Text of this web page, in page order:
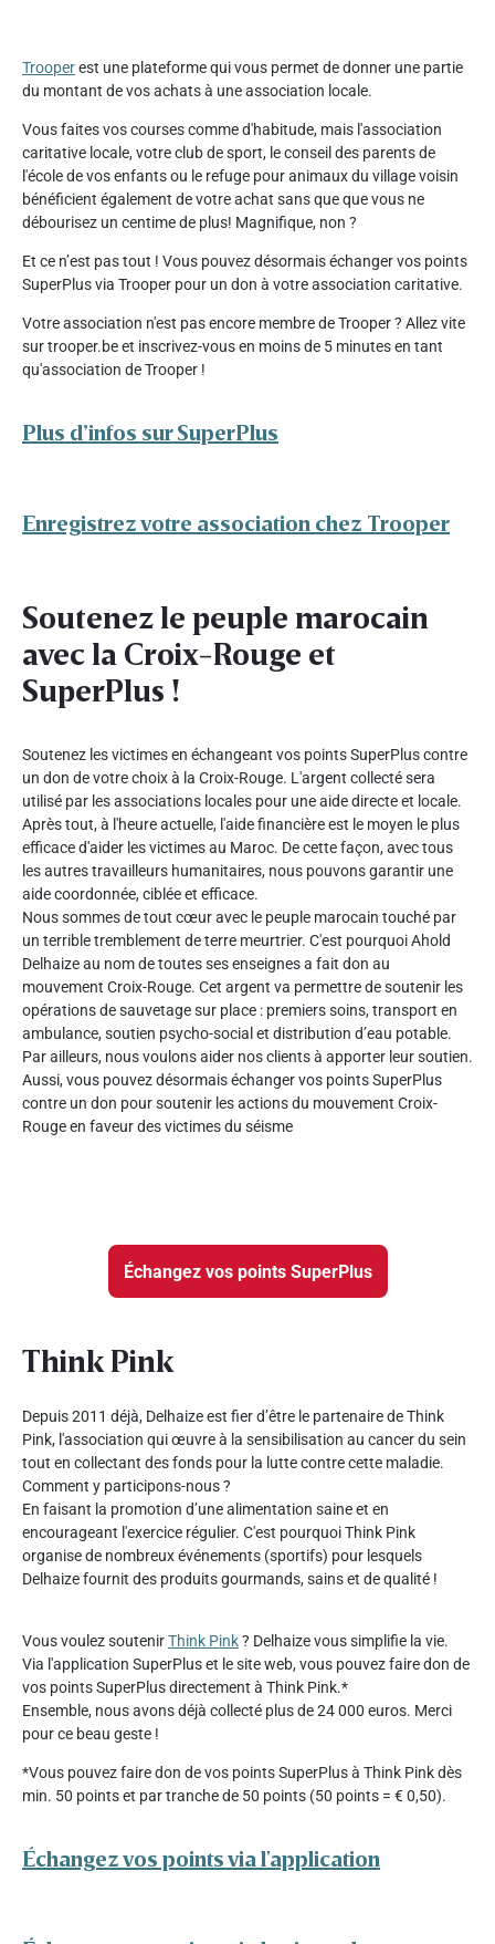
Trooperest une plateforme qui vous permet de donner une partie
du montant de vos achats à une association locale.
Vous faites vos courses comme d'habitude, mais l'association
caritative locale, votre club de sport, le conseil des parents de
l'école de vos enfants ou le refuge pour animaux du village voisin
bénéficient également de votre achat sans que que vous ne
débourisez un centime de plus! Magnifique, non ?
Et ce n’est pas tout ! Vous pouvez désormais échanger vos points
SuperPlus via Trooper pour un don à votre association caritative.
Votre association n'est pas encore membre de Trooper ? Allez vite
sur trooper.be et inscrivez-vous en moins de 5 minutes en tant
qu'association de Trooper !
Plus d’infos sur SuperPlus
Enregistrez votre association chez Trooper
Soutenez le peuple marocain
avec la Croix-Rouge et
SuperPlus !
Soutenez les victimes en échangeant vos points SuperPlus contre
un don de votre choix à la Croix-Rouge. L'argent collecté sera
utilisé par les associations locales pour une aide directe et locale.
Après tout, à l'heure actuelle, l'aide financière est le moyen le plus
efficace d'aider les victimes au Maroc. De cette façon, avec tous
les autres travailleurs humanitaires, nous pouvons garantir une
aide coordonnée, ciblée et efficace.
Nous sommes de tout cœur avec le peuple marocain touché par
un terrible tremblement de terre meurtrier. C'est pourquoi Ahold
Delhaize au nom de toutes ses enseignes a fait don au
mouvement Croix-Rouge. Cet argent va permettre de soutenir les
opérations de sauvetage sur place : premiers soins, transport en
ambulance, soutien psycho-social et distribution d’eau potable.
Par ailleurs, nous voulons aider nos clients à apporter leur soutien.
Aussi, vous pouvez désormais échanger vos points SuperPlus
contre un don pour soutenir les actions du mouvement Croix-
Rouge en faveur des victimes du séisme
Échangez vos points SuperPlus
Think Pink
Depuis 2011 déjà, Delhaize est fier d’être le partenaire de Think
Pink, l'association qui œuvre à la sensibilisation au cancer du sein
tout en collectant des fonds pour la lutte contre cette maladie.
Comment y participons-nous ?
En faisant la promotion d’une alimentation saine et en
encourageant l'exercice régulier. C'est pourquoi Think Pink
organise de nombreux événements (sportifs) pour lesquels
Delhaize fournit des produits gourmands, sains et de qualité !
Vous voulez soutenirThink Pink? Delhaize vous simplifie la vie.
Via l'application SuperPlus et le site web, vous pouvez faire don de
vos points SuperPlus directement à Think Pink.*
Ensemble, nous avons déjà collecté plus de 24 000 euros. Merci
pour ce beau geste !
*Vous pouvez faire don de vos points SuperPlus à Think Pink dès
min. 50 points et par tranche de 50 points (50 points = € 0,50).
Échangez vos points via l'application